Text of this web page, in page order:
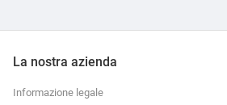
La nostra azienda
Informazione legale